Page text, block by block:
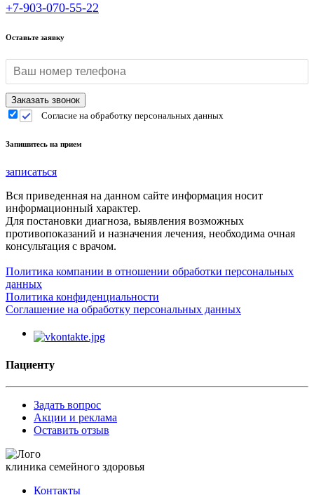
+7-903-070-55-22
Оставьте заявку
Согласие на обработку персональных данных
Запишитесь на прием
записаться
Вся приведенная на данном сайте информация носит
информационный характер.
Для постановки диагноза, выявления возможных
противопоказаний и назначения лечения, необходима очная
консультация с врачом.
Политика компании в отношении обработки персональных
данных
Политика конфиденциальности
Соглашение на обработку персональных данных
Пациенту
Задать вопрос
Акции и реклама
Оставить отзыв
клиника семейного здоровья
Контакты